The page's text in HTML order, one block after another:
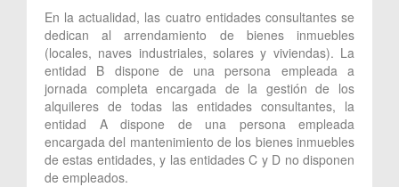
En la actualidad, las cuatro entidades consultantes se
dedican al arrendamiento de bienes inmuebles
(locales, naves industriales, solares y viviendas). La
entidad B dispone de una persona empleada a
jornada completa encargada de la gestión de los
alquileres de todas las entidades consultantes, la
entidad A dispone de una persona empleada
encargada del mantenimiento de los bienes inmuebles
de estas entidades, y las entidades C y D no disponen
de empleados.